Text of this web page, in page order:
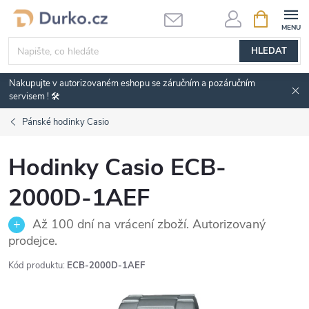
Přejít
obsah
HLEDAT
NÁKUPNÍ
KOŠÍK
Nakupujte v autorizovaném eshopu se záručním a pozáručním
servisem ! 🛠️
Pánské hodinky Casio
Hodinky Casio ECB-
2000D-1AEF
Až 100 dní na vrácení zboží. Autorizovaný
prodejce.
Kód produktu: ECB-2000D-1AEF